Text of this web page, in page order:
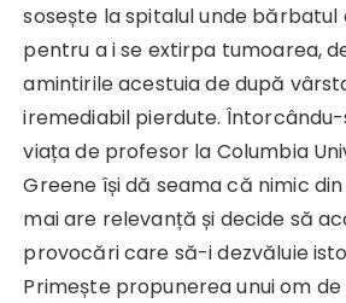
sosește la spitalul unde
pentru a i se extirpa tumoarea,
amintirile acestuia de după
iremediabil pierdute.
viața de profesor la Columbia
Greene își dă seama că nimic
mai are relevanță și decide să
provocări care să-i dezvăluie
Primește propunerea unui om